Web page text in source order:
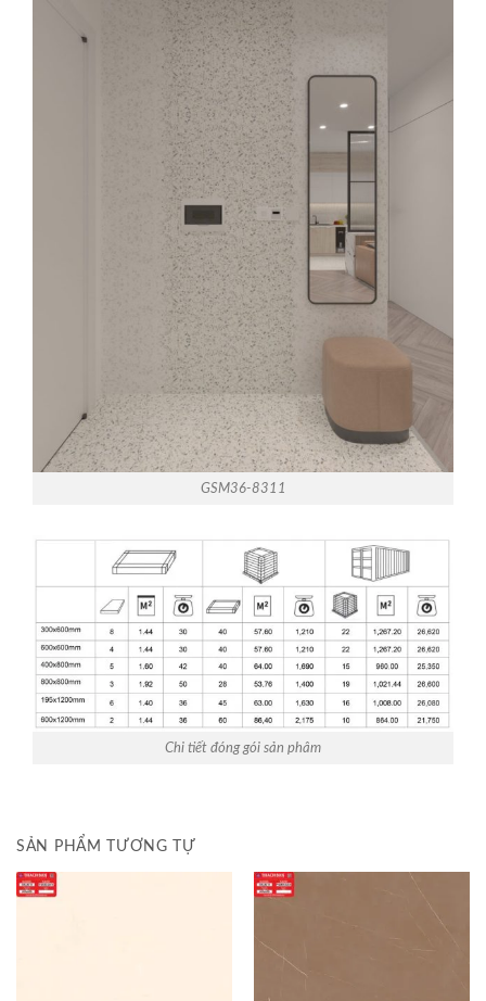
GSM36-8311
Chi tiết đóng gói sản phâm
SẢN PHẨM TƯƠNG TỰ